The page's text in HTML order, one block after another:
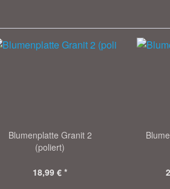
Blumenplatte Granit 2
(poliert)
18,99 € *